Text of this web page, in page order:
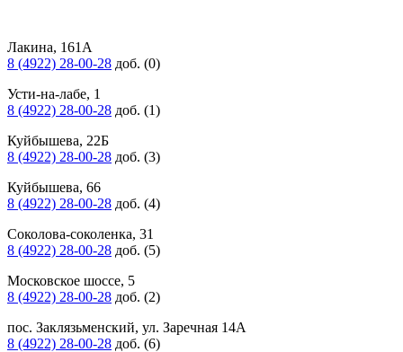
Лакина, 161А
8 (4922) 28-00-28 доб. (0)
Усти-на-лабе, 1
8 (4922) 28-00-28 доб. (1)
Куйбышева, 22Б
8 (4922) 28-00-28 доб. (3)
Куйбышева, 66
8 (4922) 28-00-28 доб. (4)
Соколова-соколенка, 31
8 (4922) 28-00-28 доб. (5)
Московское шоссе, 5
8 (4922) 28-00-28 доб. (2)
пос. Заклязьменский, ул. Заречная 14А
8 (4922) 28-00-28 доб. (6)